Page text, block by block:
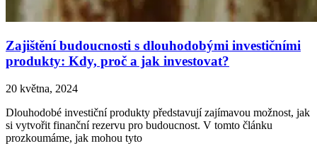
Zajištění budoucnosti s dlouhodobými investičními
produkty: Kdy, proč a jak investovat?
20 května, 2024
Dlouhodobé investiční produkty představují zajímavou možnost, jak
si vytvořit finanční rezervu pro budoucnost. V tomto článku
prozkoumáme, jak mohou tyto